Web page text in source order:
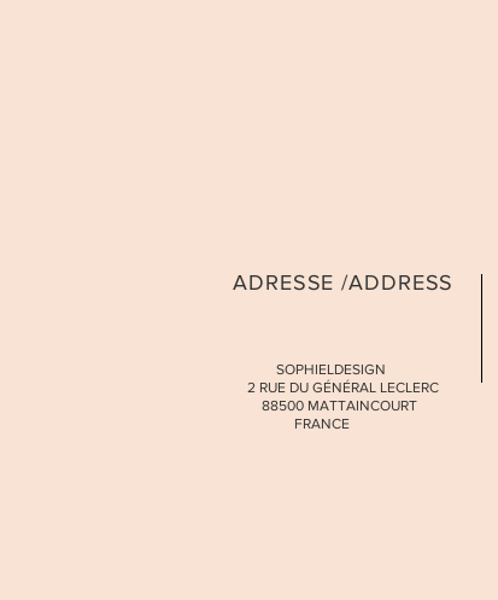
ADRESSE /ADDRESS
SOPHIELDESIGN
2 RUE DU GÉNÉRAL LECLERC
88500 MATTAINCOURT
FRANCE